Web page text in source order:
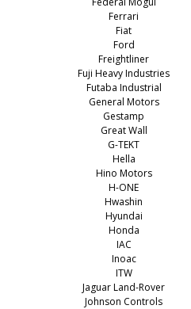
Ferrari
Fiat
Ford
Freightliner
Fuji Heavy Industries
Futaba Industrial
General Motors
Gestamp
Great Wall
G-TEKT
Hella
Hino Motors
H-ONE
Hwashin
Hyundai
Honda
IAC
Inoac
ITW
Jaguar Land-Rover
Johnson Controls